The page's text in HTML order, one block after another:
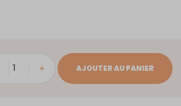
AJOUTER AU PANIER